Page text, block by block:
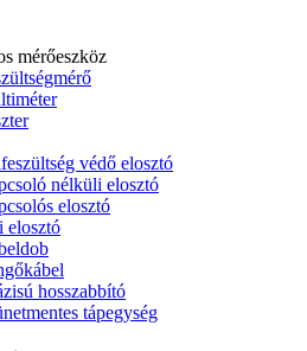
mérőeszköz
védő elosztó
nélküli elosztó
elosztó
elosztó
hosszabbító
tápegység